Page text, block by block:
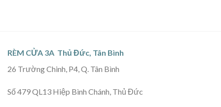
RÈM CỬA 3A Thủ Đức, Tân Bình
26 Trường Chinh, P4, Q. Tân Bình
Số 479 QL13 Hiệp Bình Chánh, Thủ Đức